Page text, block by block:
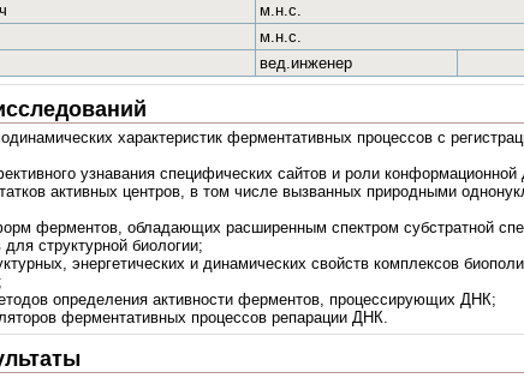
м.н.с.
м.н.с.
вед.инженер
характеристик ферментативных процессов с
узнавания специфических сайтов и роли конформационной
активных центров, в том числе вызванных природными
ферментов, обладающих расширенным спектром субстратной
структурной биологии;
энергетических и динамических свойств комплексов
определения активности ферментов, процессирующих ДНК;
ферментативных процессов репарации ДНК.